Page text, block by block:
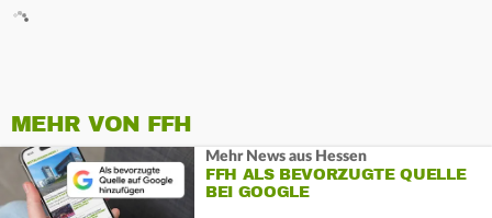
MEHR VON FFH
Mehr News aus Hessen
FFH ALS BEVORZUGTE QUELLE
BEI GOOGLE